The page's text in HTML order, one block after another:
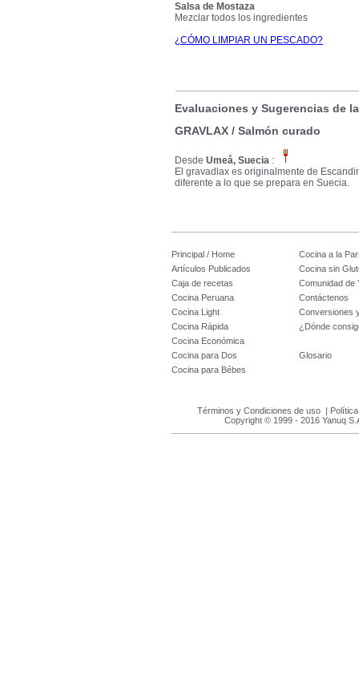
Salsa de Mostaza
Mezclar todos los ingredientes
¿CÓMO LIMPIAR UN PESCADO?
Evaluaciones y Sugerencias de
GRAVLAX / Salmón curado
DesdeUmeå, Suecia :
El gravadlax es originalmente de
diferente a lo que se prepara en Suecia.
Principal / Home
Cocina a la
Artículos Publicados
Cocina sin
Caja de recetas
Comunidad de
Cocina Peruana
Contáctenos
Cocina Light
Conversiones
Cocina Rápida
¿Dónde
Cocina Económica
Cocina para Dos
Glosario
Cocina para Bébes
Términos y Condiciones de uso |
Copyright © 1999 - 2016 Yanuq